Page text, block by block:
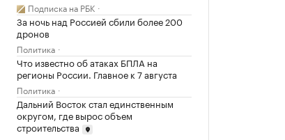
Подписка на РБК
За ночь над Россией сбили более 200
дронов
Политика
Что известно об атаках БПЛА на
регионы России. Главное к 7 августа
Политика
Дальний Восток стал единственным
округом, где вырос объем
строительства